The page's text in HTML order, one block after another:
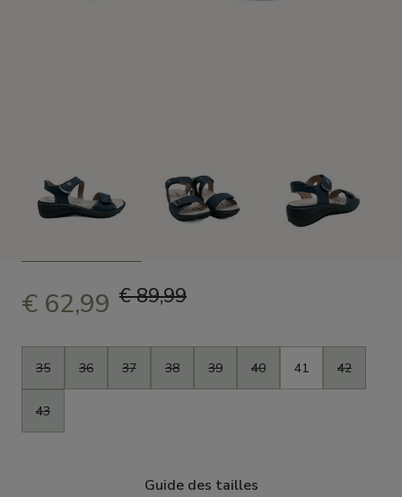
€ 62,99 € 89,99
Taille
35 36 37 38 39 40 41 42
43
Guide des tailles